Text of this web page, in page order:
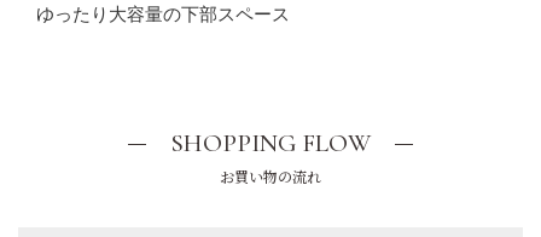
ゆったり大容量の下部スペース
SHOPPING FLOW
お買い物の流れ